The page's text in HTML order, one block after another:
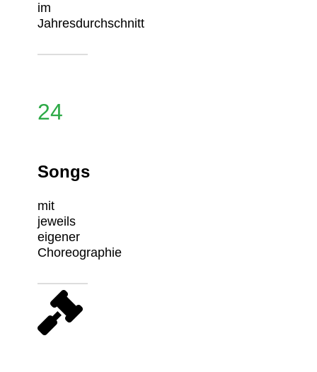
im
Jahresdurchschnitt
24
Songs
mit
jeweils
eigener
Choreographie